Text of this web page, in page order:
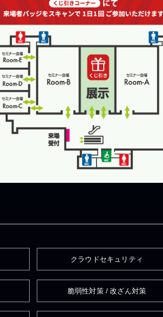
クラウドセキュリティ
脆弱性対策 / 改ざん対策